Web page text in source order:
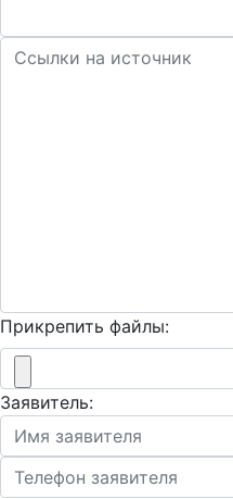
Прикрепить файлы:
Заявитель: